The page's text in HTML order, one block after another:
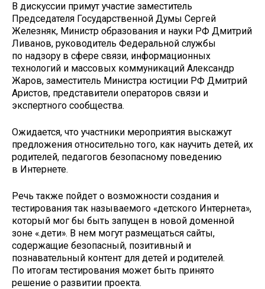
В дискуссии примут участие заместитель
Председателя Государственной Думы Сергей
Железняк, Министр образования и науки РФ Дмитрий
Ливанов, руководитель Федеральной службы
по надзору в сфере связи, информационных
технологий и массовых коммуникаций Александр
Жаров, заместитель Министра юстиции РФ Дмитрий
Аристов, представители операторов связи и
экспертного сообщества.
Ожидается, что участники мероприятия выскажут
предложения относительно того, как научить детей, их
родителей, педагогов безопасному поведению
в Интернете.
Речь также пойдет о возможности создания и
тестирования так называемого «детского Интернета»,
который мог бы быть запущен в новой доменной
зоне «.дети». В нем могут размещаться сайты,
содержащие безопасный, позитивный и
познавательный контент для детей и родителей.
По итогам тестирования может быть принято
решение о развитии проекта.